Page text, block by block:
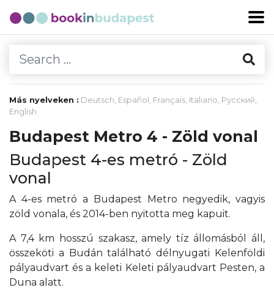
Más nyelveken : Deutsch, Español , Français, Italiano, Русский,
English
Budapest Metro 4 - Zöld vonal
Budapest 4-es metró - Zöld
vonal
A 4-es metró a Budapest Metro negyedik, vagyis
zöld vonala, és 2014-ben nyitotta meg kapuit.
A 7,4 km hosszú szakasz, amely tíz állomásból áll,
összeköti a Budán található délnyugati Kelenföldi
pályaudvart és a keleti Keleti pályaudvart Pesten, a
Duna alatt.